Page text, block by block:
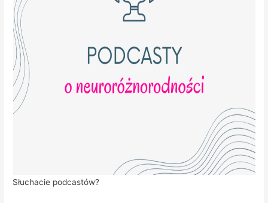
Słuchacie podcastów?